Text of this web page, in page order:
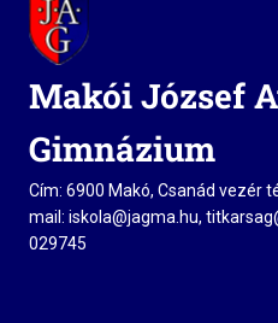
content
Makói József
Gimnázium
Cím: 6900 Makó, Csanád vezér
mail: iskola@jagma.hu,
029745